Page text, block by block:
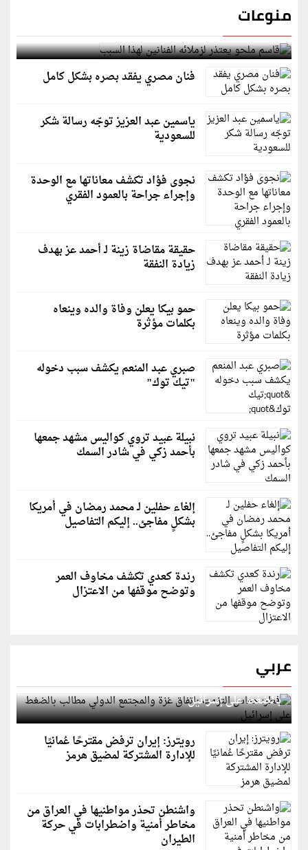
منوعات
قاسم ملحو يعتذر لزملائه الفنانين لهذا السبب
فنان مصري يفقد بصره بشكل كامل
ياسمين عبد العزيز توجّه رسالة شكر
للسعودية
نجوى فؤاد تكشف معاناتها مع الوحدة
وإجراء جراحة بالعمود الفقري
حقيقة مقاضاة زينة لـ أحمد عز بهدف
زيادة النفقة
حمو بيكا يعلن وفاة والده وينعاه
بكلمات مؤثرة
صبري عبد المنعم يكشف سبب دخوله
"تيك توك"
نبيلة عبيد تروي كواليس مشهد جمعها
بأحمد زكي في شادر السمك
إلغاء حفلين لـ محمد رمضان في أمريكا
بشكلٍ مفاجئ.. إليكم التفاصيل
رندة كعدي تكشف مخاوف العمر
وتوضح موقفها من الاعتزال
عربي
قطر: حماس التزمت باتفاق غزة والمجتمع الدولي مطالب
بالضغط على إسرائيل
رويترز: إيران ترفض مقترحًا عُمانيًا
للإدارة المشتركة لمضيق هرمز
واشنطن تحذر مواطنيها في العراق من
مخاطر أمنية واضطرابات في حركة
الطيران